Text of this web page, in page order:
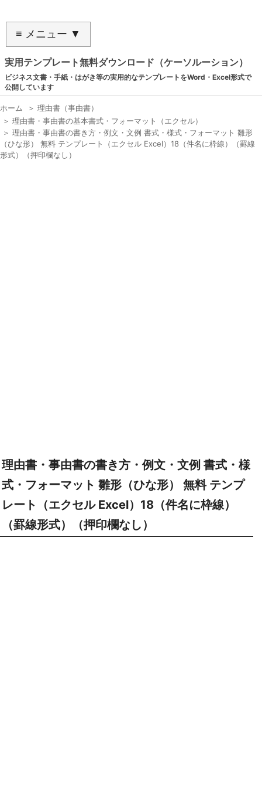
≡ メニュー ▼
実用テンプレート無料ダウンロード（ケーソルーション）
ビジネス文書・手紙・はがき等の実用的なテンプレートをWord・Excel形式で
公開しています
ホーム ＞ 理由書（事由書）
＞ 理由書・事由書の基本書式・フォーマット（エクセル）
＞ 理由書・事由書の書き方・例文・文例 書式・様式・フォーマット 雛形
（ひな形） 無料 テンプレート（エクセル Excel）18（件名に枠線）（罫線
形式）（押印欄なし）
理由書・事由書の書き方・例文・文例 書式・様
式・フォーマット 雛形（ひな形） 無料 テンプ
レート（エクセル Excel）18（件名に枠線）
（罫線形式）（押印欄なし）